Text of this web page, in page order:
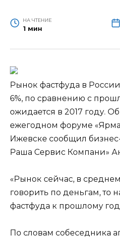
НА ЧТЕНИЕ
1 мин
Рынок фастфуда в России
6%, по сравнению с
ожидается в 2017 году.
ежегодном форуме
Ижевске сообщил
Раша Сервис Компани»
«Рынок сейчас, в
говорить по деньгам, то
фастфуда к прошлому
По словам собеседника